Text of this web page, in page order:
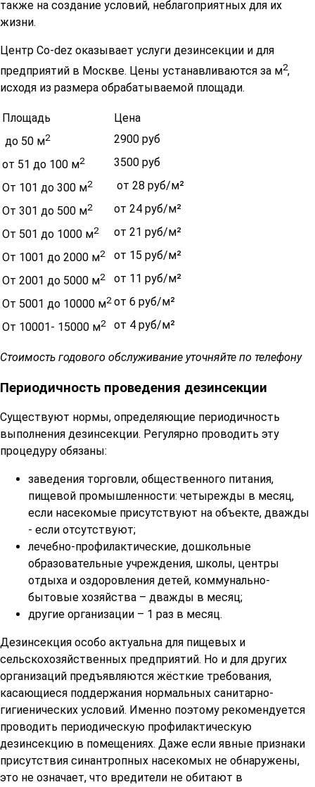
также на создание условий, неблагоприятных для их
жизни.
Центр Co-dez оказывает услуги дезинсекции и для
предприятий в Москве. Цены устанавливаются за м2,
исходя из размера обрабатываемой площади.
Площадь
Цена
до 50 м2
2900 руб
от 51 до 100 м2
3500 руб
От 101 до 300 м2
от 28 руб/м²
От 301 до 500 м2
от 24 руб/м²
От 501 до 1000 м2
от 21 руб/м²
От 1001 до 2000 м2
от 15 руб/м²
От 2001 до 5000 м2
от 11 руб/м²
От 5001 до 10000 м2 от 6 руб/м²
От 10001- 15000 м2 от 4 руб/м²
Стоимость годового обслуживание уточняйте по телефону
Периодичность проведения дезинсекции
Существуют нормы, определяющие периодичность
выполнения дезинсекции. Регулярно проводить эту
процедуру обязаны:
заведения торговли, общественного питания,
пищевой промышленности: четырежды в месяц,
если насекомые присутствуют на объекте, дважды
- если отсутствуют;
лечебно-профилактические, дошкольные
образовательные учреждения, школы, центры
отдыха и оздоровления детей, коммунально-
бытовые хозяйства – дважды в месяц;
другие организации – 1 раз в месяц.
Дезинсекция особо актуальна для пищевых и
сельскохозяйственных предприятий. Но и для других
организаций предъявляются жёсткие требования,
касающиеся поддержания нормальных санитарно-
гигиенических условий. Именно поэтому рекомендуется
проводить периодическую профилактическую
дезинсекцию в помещениях. Даже если явные признаки
присутствия синантропных насекомых не обнаружены,
это не означает, что вредители не обитают в